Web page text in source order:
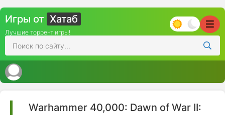
Игры от Хатаб
Лучшие торрент игры!
Warhammer 40,000: Dawn of War II: